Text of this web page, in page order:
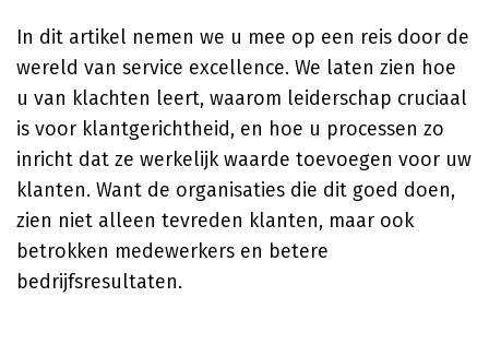
In dit artikel nemen we u mee op een reis door de
wereld van service excellence. We laten zien hoe
u van klachten leert, waarom leiderschap cruciaal
is voor klantgerichtheid, en hoe u processen zo
inricht dat ze werkelijk waarde toevoegen voor uw
klanten. Want de organisaties die dit goed doen,
zien niet alleen tevreden klanten, maar ook
betrokken medewerkers en betere
bedrijfsresultaten.